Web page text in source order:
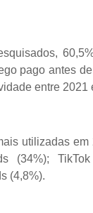
pago antes
entre 2021
utilizadas
(34%);
(4,8%).